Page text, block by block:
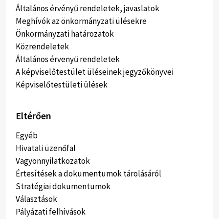
Általános érvényű rendeletek, javaslatok
Meghívók az önkormányzati ülésekre
Önkormányzati határozatok
Közrendeletek
Általános érvenyű rendeletek
A képviselőtestület üléseinek jegyzőkönyvei
Képviselőtestületi ülések
Eltérően
Egyéb
Hivatali üzenőfal
Vagyonnyilatkozatok
Értesítések a dokumentumok tárolásáról
Stratégiai dokumentumok
Választások
Pályázati felhívások